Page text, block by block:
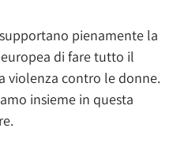
pienamente la
di fare tutto il
violenza contro le donne.
insieme in questa